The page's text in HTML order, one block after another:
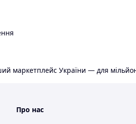
маркетплейс України — для
Про нас